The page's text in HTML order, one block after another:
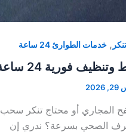
تنكر , خدمات الطوارئ 24 ساعة
فورية 24 ساعة
المجاري أو محتاج تنكر سحب
الصحي بسرعة؟ ندري إن